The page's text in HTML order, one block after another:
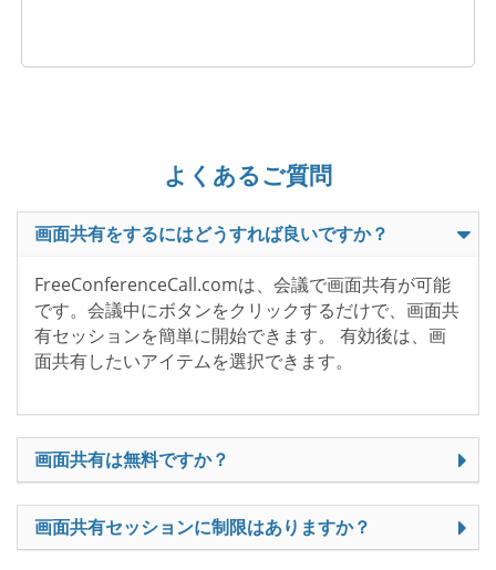
よくあるご質問
画面共有をするにはどうすれば良いですか？
FreeConferenceCall.comは、会議で画面共有が可能
です。会議中にボタンをクリックするだけで、画面共
有セッションを簡単に開始できます。 有効後は、画
面共有したいアイテムを選択できます。
画面共有は無料ですか？
画面共有セッションに制限はありますか？